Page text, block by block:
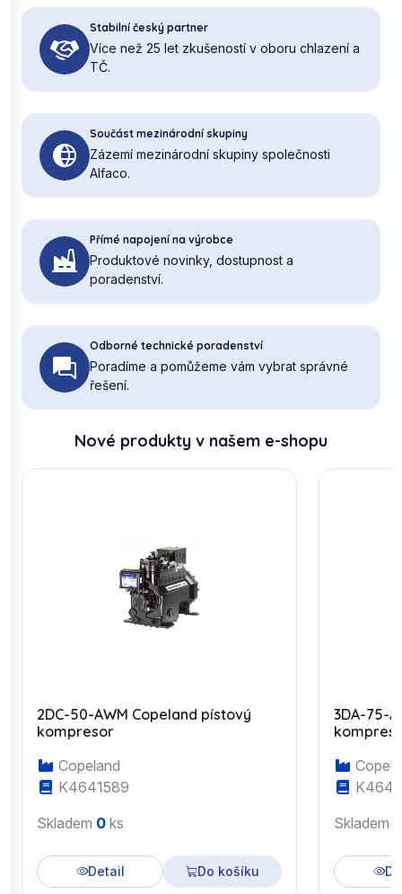
Stabilní český partner
Více než 25 let zkušeností v oboru chlazení a
TČ.
Součást mezinárodní skupiny
Zázemí mezinárodní skupiny společnosti
Alfaco.
Přímé napojení na výrobce
Produktové novinky, dostupnost a
poradenství.
Odborné technické poradenství
Poradíme a pomůžeme vám vybrat správné
řešení.
Nové produkty v našem e-shopu
2DC-50-AWM Copeland pístový
kompresor
Copeland
K4641589
Skladem 0 ks
Detail Do košíku
3DA-75-
Skladem